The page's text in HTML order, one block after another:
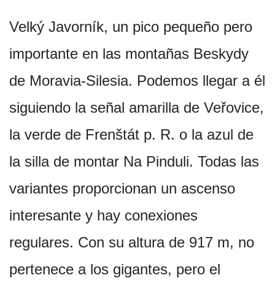
Velký Javorník, un pico pequeño pero
importante en las montañas Beskydy
de Moravia-Silesia. Podemos llegar a él
siguiendo la señal amarilla de Veřovice,
la verde de Frenštát p. R. o la azul de
la silla de montar Na Pinduli. Todas las
variantes proporcionan un ascenso
interesante y hay conexiones
regulares. Con su altura de 917 m, no
pertenece a los gigantes, pero el